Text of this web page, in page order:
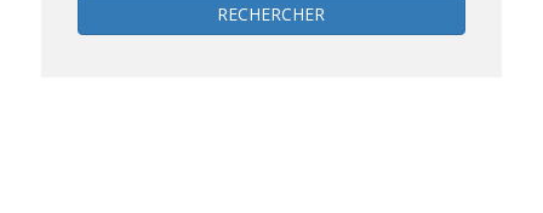
RECHERCHER